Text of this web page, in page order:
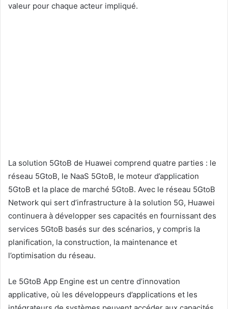
valeur pour chaque acteur impliqué.
La solution 5GtoB de Huawei comprend quatre parties : le
réseau 5GtoB, le NaaS 5GtoB, le moteur d’application
5GtoB et la place de marché 5GtoB. Avec le réseau 5GtoB
Network qui sert d’infrastructure à la solution 5G, Huawei
continuera à développer ses capacités en fournissant des
services 5GtoB basés sur des scénarios, y compris la
planification, la construction, la maintenance et
l’optimisation du réseau.
Le 5GtoB App Engine est un centre d’innovation
applicative, où les développeurs d’applications et les